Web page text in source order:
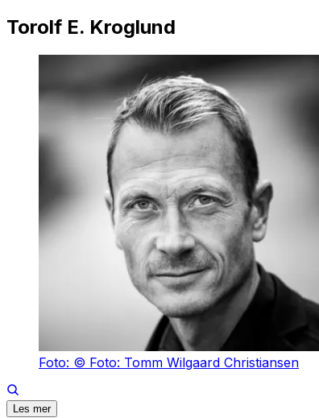
Torolf E. Kroglund
Foto: © Foto: Tomm Wilgaard Christiansen
Les mer